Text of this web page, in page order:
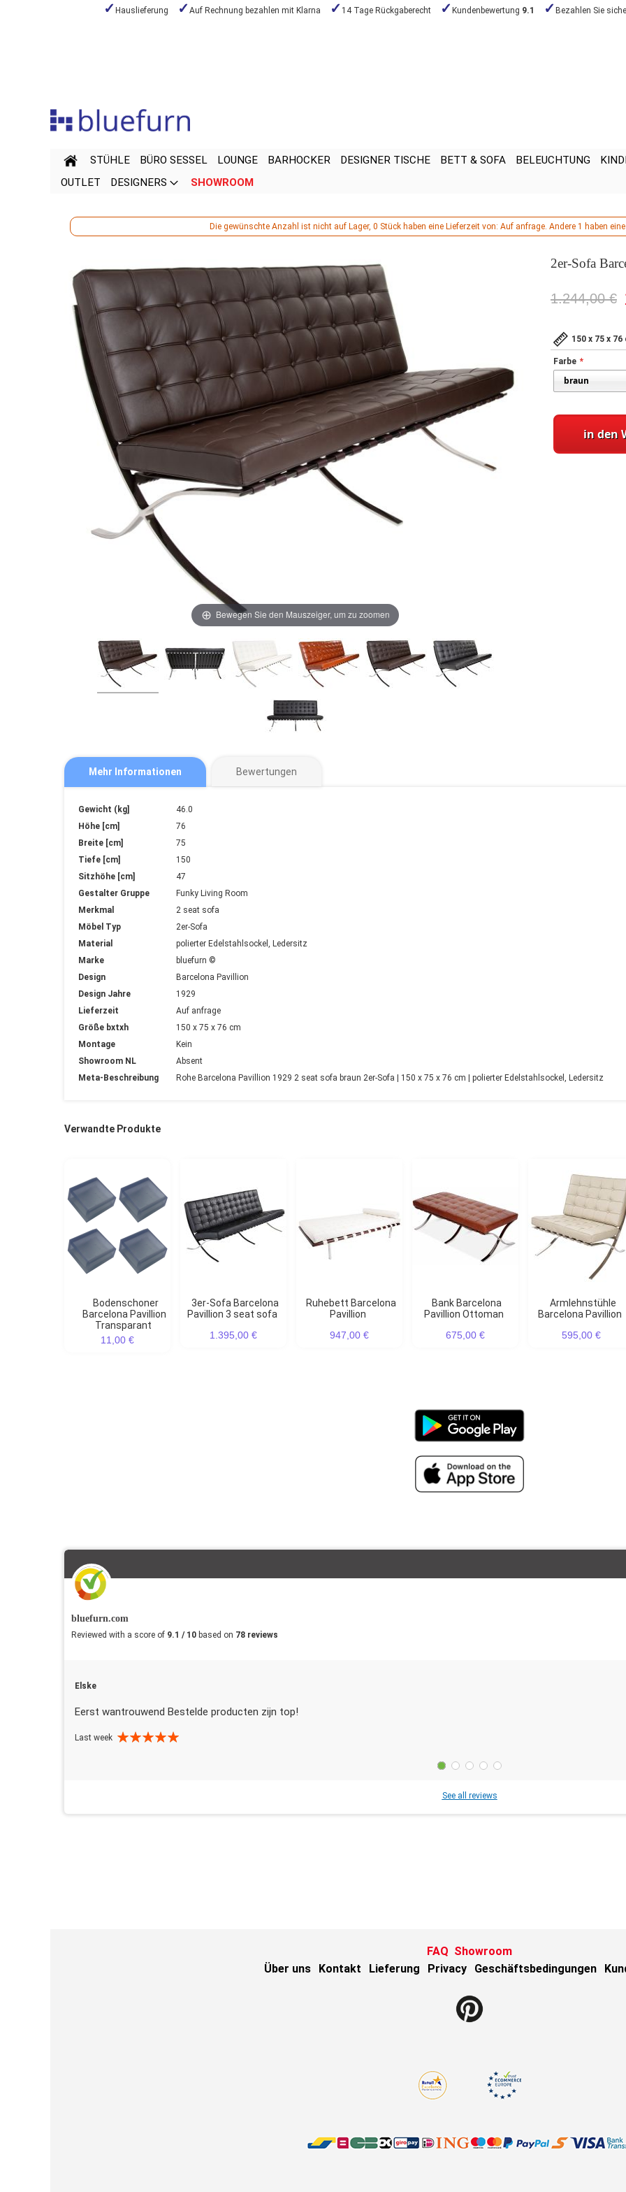
Hauslieferung Auf Rechnung bezahlen mit Klarna 14 Tage Rückgaberecht Kundenbewertung 9.1 Bezahlen Sie
STÜHLE BÜRO SESSEL LOUNGE BARHOCKER DESIGNER TISCHE BETT & SOFA BELEUCHTUNG
OUTLET
DESIGNERS SHOWROOM
Die gewünschte Anzahl ist nicht auf Lager, 0 Stück haben eine Lieferzeit von: Auf anfrage. Andere 1 haben
2er-Sofa
1.244,00 €
150 x 75 x 76
Farbe
in den
Ende
der
Bildgalerie
springen
Anfang
der
Bildgalerie
springen
Bewegen Sie den Mauszeiger, um zu zoomen
Mehr Informationen
Mehr
Informationen
Gewicht (kg]
46.0
Höhe [cm]
76
Breite [cm]
75
Tiefe [cm]
150
Sitzhöhe [cm]
47
Gestalter Gruppe
Funky Living Room
Merkmal
2 seat sofa
Möbel Typ
2er-Sofa
Material
polierter Edelstahlsockel, Ledersitz
Marke
bluefurn ©
Design
Barcelona Pavillion
Design Jahre
1929
Lieferzeit
Auf anfrage
Größe bxtxh
150 x 75 x 76 cm
Montage
Kein
Showroom NL
Absent
Meta-Beschreibung
Rohe Barcelona Pavillion 1929 2 seat sofa braun 2er-Sofa | 150 x 75 x 76 cm | polierter Edelstahlsockel, Ledersitz
Bewertungen
Verwandte Produkte
Bodenschoner
Barcelona Pavillion
Transparant
11,00 €
3er-Sofa Barcelona
Pavillion 3 seat sofa
1.395,00 €
Ruhebett Barcelona
Pavillion
947,00 €
Bank Barcelona
Pavillion Ottoman
675,00 €
Armlehnstühle
Barcelona Pavillion
595,00 €
bluefurn.com
Reviewed with a score of 9.1 / 10 based on 78 reviews
Elske
Eerst wantrouwend Bestelde producten zijn top!
Last week
See all reviews
FAQ Showroom
Über uns
Kontakt Lieferung Privacy Geschäftsbedingungen